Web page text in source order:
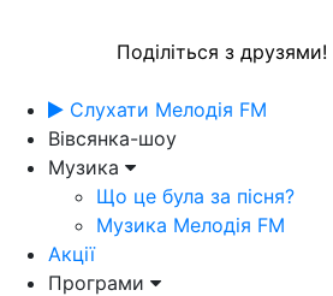
Поділіться з друзями!
Слухати Мелодія FM
Вівсянка-шоу
Музика
Що це була за пісня?
Музика Мелодія FM
Акції
Програми